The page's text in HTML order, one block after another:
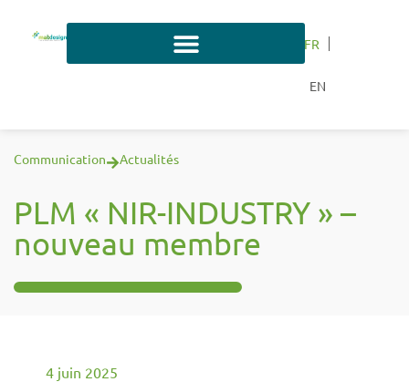
FR
EN
Communication Actualités
PLM « NIR-INDUSTRY » –
nouveau membre
4 juin 2025